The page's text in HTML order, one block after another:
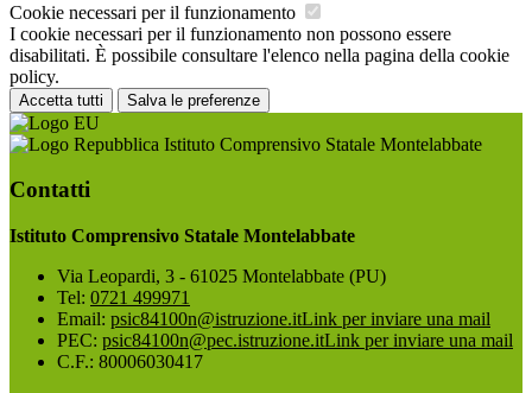
Cookie necessari per il funzionamento
I cookie necessari per il funzionamento non possono essere
disabilitati. È possibile consultare l'elenco nella pagina della cookie
policy.
Accetta tutti Salva le preferenze
Istituto Comprensivo Statale Montelabbate
Contatti
Istituto Comprensivo Statale Montelabbate
Via Leopardi, 3 - 61025 Montelabbate (PU)
Tel: 0721 499971
Email: psic84100n@istruzione.itLink per inviare una mail
PEC: psic84100n@pec.istruzione.itLink per inviare una mail
C.F.: 80006030417